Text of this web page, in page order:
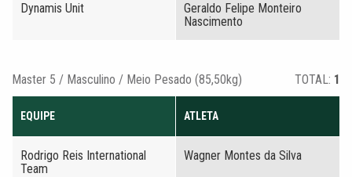
Dynamis Unit
Geraldo Felipe Monteiro
Nascimento
Master 5 / Masculino / Meio Pesado (85,50kg) TOTAL: 1
EQUIPE ATLETA
Rodrigo Reis International
Team
Wagner Montes da Silva